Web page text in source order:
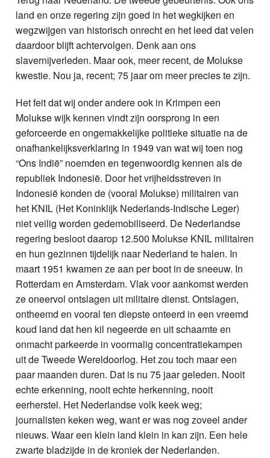
land en onze regering zijn goed in het wegkijken en
wegzwijgen van historisch onrecht en het leed dat velen
daardoor blijft achtervolgen. Denk aan ons
slavernijverleden. Maar ook, meer recent, de Molukse
kwestie. Nou ja, recent; 75 jaar om meer precies te zijn.
Het feit dat wij onder andere ook in Krimpen een
Molukse wijk kennen vindt zijn oorsprong in een
geforceerde en ongemakkelijke politieke situatie na de
onafhankelijksverklaring in 1949 van wat wij toen nog
“Ons Indië” noemden en tegenwoordig kennen als de
republiek Indonesië. Door het vrijheidsstreven in
Indonesië konden de (vooral Molukse) militairen van
het KNIL (Het Koninklijk Nederlands-Indische Leger)
niet veilig worden gedemobiliseerd. De Nederlandse
regering besloot daarop 12.500 Molukse KNIL militairen
en hun gezinnen tijdelijk naar Nederland te halen. In
maart 1951 kwamen ze aan per boot in de sneeuw. In
Rotterdam en Amsterdam. Vlak voor aankomst werden
ze oneervol ontslagen uit militaire dienst. Ontslagen,
ontheemd en vooral ten diepste onteerd in een vreemd
koud land dat hen kil negeerde en uit schaamte en
onmacht parkeerde in voormalig concentratiekampen
uit de Tweede Wereldoorlog. Het zou toch maar een
paar maanden duren. Dat is nu 75 jaar geleden. Nooit
echte erkenning, nooit echte herkenning, nooit
eerherstel. Het Nederlandse volk keek weg;
journalisten keken weg, want er was nog zoveel ander
nieuws. Waar een klein land klein in kan zijn. Een hele
zwarte bladzijde in de kroniek der Nederlanden.